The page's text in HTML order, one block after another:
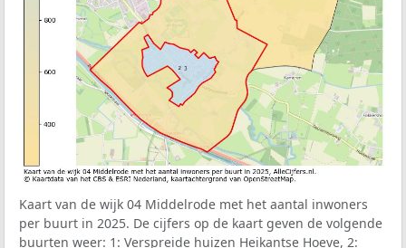
Kaart van de wijk 04 Middelrode met het aantal inwoners
per buurt in 2025. De cijfers op de kaart geven de volgende
buurten weer: 1: Verspreide huizen Heikantse Hoeve, 2: